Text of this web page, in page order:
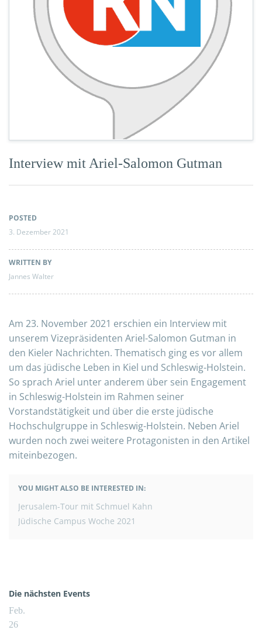
Interview mit Ariel-Salomon Gutman
POSTED
3. Dezember 2021
WRITTEN BY
Jannes Walter
Am 23. November 2021 erschien ein Interview mit
unserem Vizepräsidenten Ariel-Salomon Gutman in
den Kieler Nachrichten. Thematisch ging es vor allem
um das jüdische Leben in Kiel und Schleswig-Holstein.
So sprach Ariel unter anderem über sein Engagement
in Schleswig-Holstein im Rahmen seiner
Vorstandstätigkeit und über die erste jüdische
Hochschulgruppe in Schleswig-Holstein. Neben Ariel
wurden noch zwei weitere Protagonisten in den Artikel
miteinbezogen.
YOU MIGHT ALSO BE INTERESTED IN:
BEITRAGSNAVIGATION
Jerusalem-Tour mit Schmuel Kahn
Jüdische Campus Woche 2021
Die nächsten Events
Feb.
26